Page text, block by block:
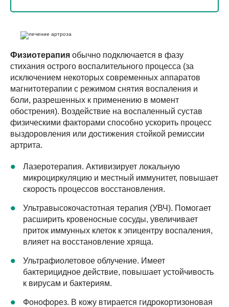
Физиотерапия обычно подключается в фазу
стихания острого воспалительного процесса (за
исключением некоторых современных аппаратов
магнитотерапии с режимом снятия воспаления и
боли, разрешенных к применению в момент
обострения). Воздействие на воспаленный сустав
физическими факторами способно ускорить процесс
выздоровления или достижения стойкой ремиссии
артрита.
Лазеротерапия. Активизирует локальную
микроциркуляцию и местный иммунитет, повышает
скорость процессов восстановления.
Ультравысокочастотная терапия (УВЧ). Помогает
расширить кровеносные сосуды, увеличивает
приток иммунных клеток к эпицентру воспаления,
влияет на восстановление хряща.
Ультрафиолетовое облучение. Имеет
бактерицидное действие, повышает устойчивость
к вирусам и бактериям.
Фонофорез. В кожу втирается гидрокортизоновая